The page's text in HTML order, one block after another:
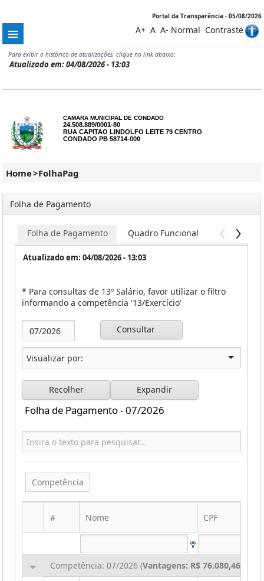
Portal da Transparência - 05/08/2026
A+ A A- Normal Contraste
Para exibir o histórico de atualizações, clique no link abaixo:
Atualizado em: 04/08/2026 - 13:03
CAMARA MUNICIPAL DE CONDADO
24.508.889/0001-80
RUA CAPITAO LINDOLFO LEITE 79 CENTRO
CONDADO PB 58714-000
Home>FolhaPag
Folha de Pagamento
Folha de Pagamento Quadro Funcional
Atualizado em: 04/08/2026 - 13:03
* Para consultas de 13º Salário, favor utilizar o filtro
informando a competência '13/Exercício'
Consultar
Recolher Expandir
Folha de Pagamento - 07/2026
Competência
# Nome CPF
Competência: 07/2026 (Vantagens: R$ 76.080,46